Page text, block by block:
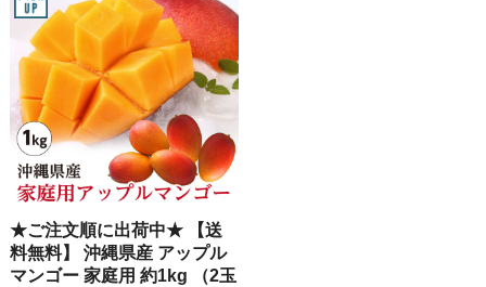
★ご注文順に出荷中★ 【送
料無料】 沖縄県産 アップル
マンゴー 家庭用 約1kg （2玉